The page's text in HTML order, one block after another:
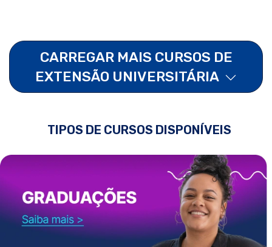
CARREGAR MAIS CURSOS DE
EXTENSÃO UNIVERSITÁRIA
TIPOS DE CURSOS DISPONÍVEIS